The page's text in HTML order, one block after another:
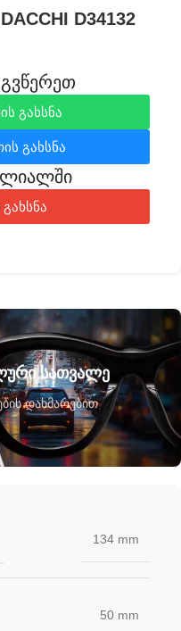
D34132
გახსნა
გახსნა
სათვალე
დახმარებით
134 mm
50 mm